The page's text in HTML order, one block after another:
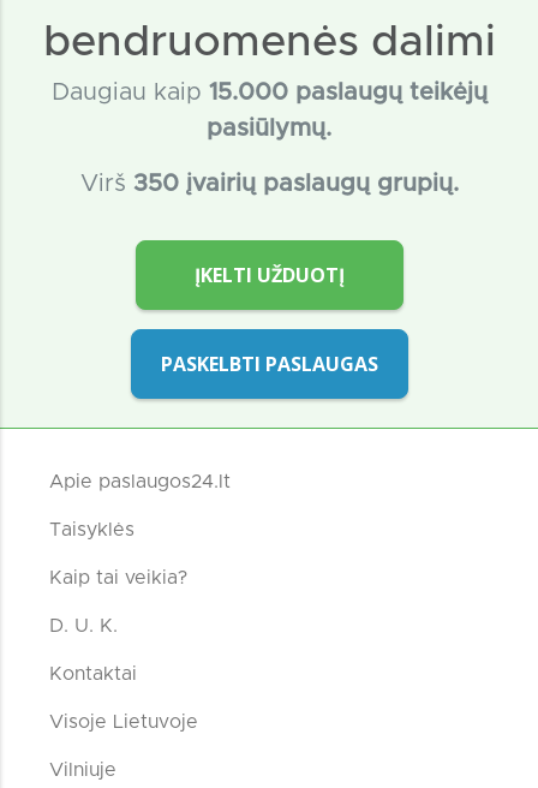
bendruomenės dalimi
Daugiau kaip 15.000 paslaugų teikėjų
pasiūlymų.
Virš 350 įvairių paslaugų grupių.
ĮKELTI UŽDUOTĮ
PASKELBTI PASLAUGAS
Apie paslaugos24.lt
Taisyklės
Kaip tai veikia?
D. U. K.
Kontaktai
Visoje Lietuvoje
Vilniuje